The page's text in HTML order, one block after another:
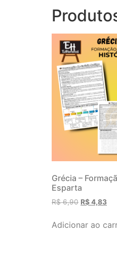
Grécia –
Esparta
R$6,90 R$4,83
Adicionar ao